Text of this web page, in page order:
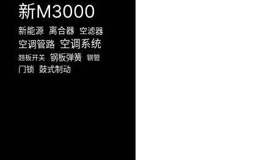
新M3000
新能源 离合器 空滤器
空调管路 空调系统
翘板开关 钢板弹簧 钢管
门锁 鼓式制动